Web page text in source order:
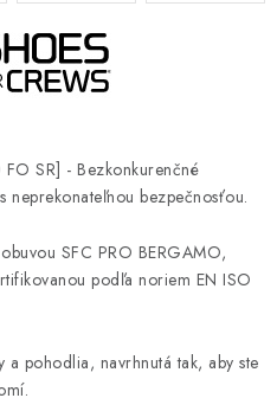
PRE ZÁKAZNÍKOV
SR] - Bezkonkurenčné
neprekonateľnou bezpečnosťou.
SFC PRO BERGAMO,
podľa noriem EN ISO
a pohodlia, navrhnutá tak, aby ste